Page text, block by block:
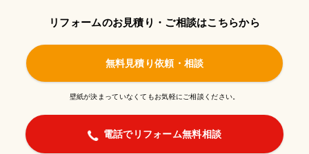
リフォームのお見積り・ご相談はこちらから
無料見積り依頼・相談
壁紙が決まっていなくてもお気軽にご相談ください。
電話でリフォーム無料相談